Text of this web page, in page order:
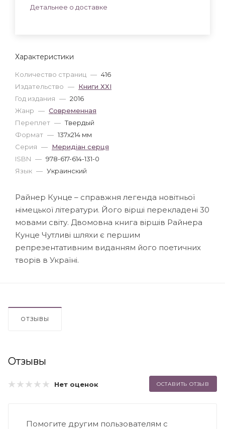
Характеристики
Количество страниц — 416
Издательство — Книги ХХІ
Год издания — 2016
Жанр — Современная
Переплет — Твердый
Формат — 137x214 мм
Серия — Меридіан серця
ISBN — 978-617-614-131-0
Язык — Украинский
Детальнее о доставке
Райнер Кунце – справжня легенда новітньої
німецької літератури. Його вірші перекладені 30
мовами світу. Двомовна книга віршів Райнера
Кунце Чутливі шляхи є першим
репрезентативним виданням його поетичних
творів в Україні.
ОТЗЫВЫ
Отзывы
Нет оценок ОСТАВИТЬ ОТЗЫВ
Помогите другим пользователям с